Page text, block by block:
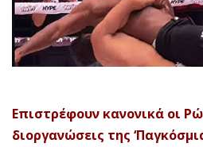
Επιστρέφουν κανονικά οι
διοργανώσεις της